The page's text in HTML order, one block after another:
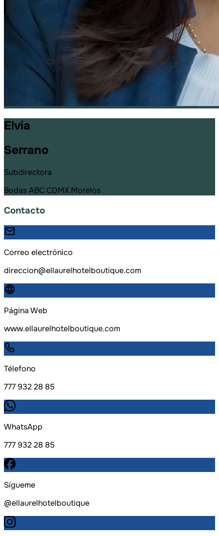
Elvia
Serrano
Subdirectora
Bodas ABC CDMX Morelos
Contacto
Correo electrónico
direccion@ellaurelhotelboutique.com
Página Web
www.ellaurelhotelboutique.com
Télefono
777 932 28 85
WhatsApp
777 932 28 85
Sígueme
@ellaurelhotelboutique